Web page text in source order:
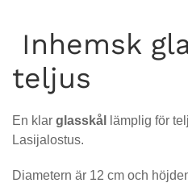
Inhemsk
teljus
En klar glasskål
lämplig för
Lasijalostus.
Diametern är 12 cm och